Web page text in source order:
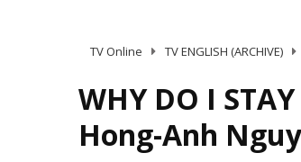
TV Online TV ENGLISH (ARCHIVE)
WHY DO I
Hong-Anh